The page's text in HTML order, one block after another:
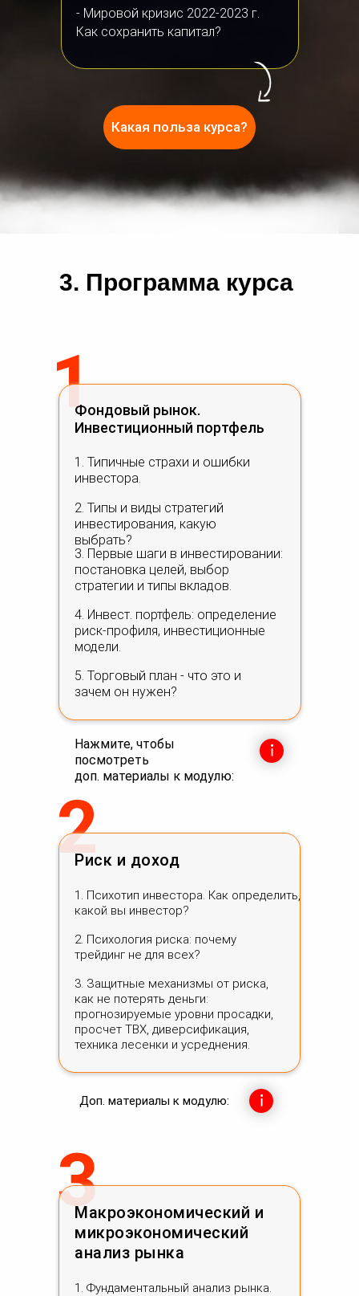
- Мировой кризис 2022-2023 г.
Как сохранить капитал?
Какая польза курса?
3
2
1
3. Программа курса
Макроэкономический и
микроэкономический
анализ рынка
Риск и доход
Фондовый рынок.
Инвестиционный портфель
1. Фундаментальный анализ рынка.
1. Психотип инвестора. Как определить,
какой вы инвестор?
1. Типичные страхи и ошибки
инвестора.
2. Психология риска: почему
трейдинг не для всех?
2. Типы и виды стратегий
инвестирования, какую
выбрать?
3. Защитные механизмы от риска,
как не потерять деньги:
прогнозируемые уровни просадки,
просчет ТВХ, диверсификация,
техника лесенки и усреднения.
3. Первые шаги в инвестировании:
постановка целей, выбор
стратегии и типы вкладов.
4. Инвест. портфель: определение
риск-профиля, инвестиционные
модели.
5. Торговый план - что это и
зачем он нужен?
Доп. материалы к модулю:
Нажмите, чтобы
посмотреть
доп. материалы к модулю: